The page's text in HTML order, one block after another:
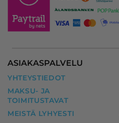
ASIAKASPALVELU
YHTEYSTIEDOT
MAKSU- JA
TOIMITUSTAVAT
MEISTÄ LYHYESTI